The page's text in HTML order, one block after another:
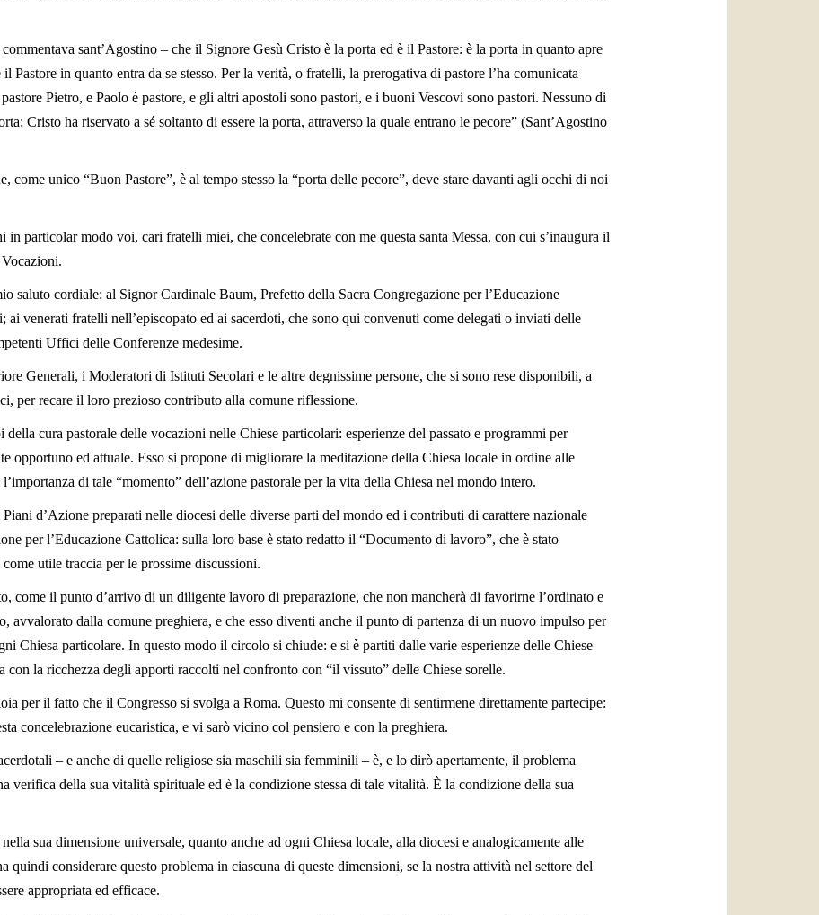
sant’Agostino – che il Signore Gesù Cristo è la porta ed è il Pastore: è la porta in quanto apre
Pastore in quanto entra da se stesso. Per la verità, o fratelli, la prerogativa di pastore l’ha comunicata
Pietro, e Paolo è pastore, e gli altri apostoli sono pastori, e i buoni Vescovi sono pastori. Nessuno di
Cristo ha riservato a sé soltanto di essere la porta, attraverso la quale entrano le pecore” (Sant’Agostino
come unico “Buon Pastore”, è al tempo stesso la “porta delle pecore”, deve stare davanti agli occhi di noi
in particolar modo voi, cari fratelli miei, che concelebrate con me questa santa Messa, con cui s’inaugura il
saluto cordiale: al Signor Cardinale Baum, Prefetto della Sacra Congregazione per l’Educazione
ai venerati fratelli nell’episcopato ed ai sacerdoti, che sono qui convenuti come delegati o inviati delle
Uffici delle Conferenze medesime.
Generali, i Moderatori di Istituti Secolari e le altre degnissime persone, che si sono rese disponibili, a
per recare il loro prezioso contributo alla comune riflessione.
cura pastorale delle vocazioni nelle Chiese particolari: esperienze del passato e programmi per
opportuno ed attuale. Esso si propone di migliorare la meditazione della Chiesa locale in ordine alle
di tale “momento” dell’azione pastorale per la vita della Chiesa nel mondo intero.
d’Azione preparati nelle diocesi delle diverse parti del mondo ed i contributi di carattere nazionale
per l’Educazione Cattolica: sulla loro base è stato redatto il “Documento di lavoro”, che è stato
utile traccia per le prossime discussioni.
come il punto d’arrivo di un diligente lavoro di preparazione, che non mancherà di favorirne l’ordinato e
avvalorato dalla comune preghiera, e che esso diventi anche il punto di partenza di un nuovo impulso per
Chiesa particolare. In questo modo il circolo si chiude: e si è partiti dalle varie esperienze delle Chiese
con la ricchezza degli apporti raccolti nel confronto con “il vissuto” delle Chiese sorelle.
per il fatto che il Congresso si svolga a Roma. Questo mi consente di sentirmene direttamente partecipe:
concelebrazione eucaristica, e vi sarò vicino col pensiero e con la preghiera.
– e anche di quelle religiose sia maschili sia femminili – è, e lo dirò apertamente, il problema
verifica della sua vitalità spirituale ed è la condizione stessa di tale vitalità. È la condizione della sua
sua dimensione universale, quanto anche ad ogni Chiesa locale, alla diocesi e analogicamente alle
quindi considerare questo problema in ciascuna di queste dimensioni, se la nostra attività nel settore del
appropriata ed efficace.